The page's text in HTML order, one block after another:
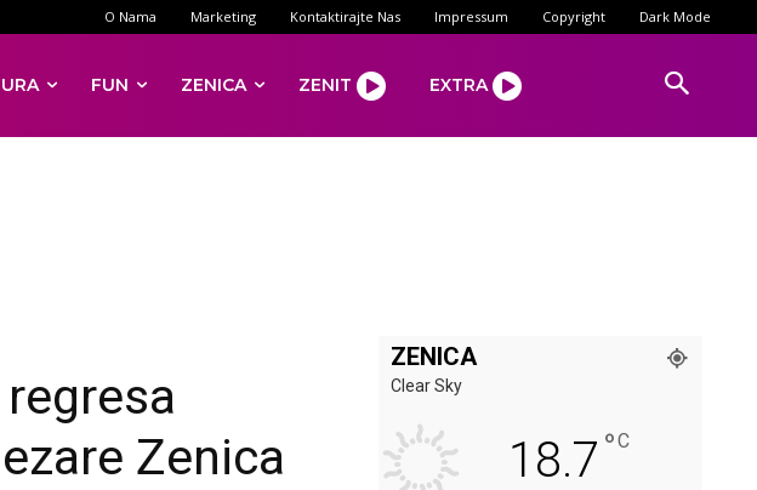
O Nama Marketing Kontaktirajte Nas Impressum Copyright Dark Mode
FUN ZENICA ZENIT EXTRA
Zenica
ZENICA
Clear Sky
18.7 °C